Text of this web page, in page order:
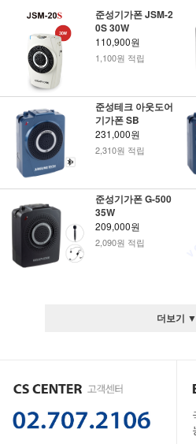
준성기가폰 JSM-2
0S 30W
110,900원
1,100원 적립
준성테크 아웃도어
기가폰 SB
231,000원
2,310원 적립
준성기가폰 G-500
35W
209,000원
2,090원 적립
더보기 ▼